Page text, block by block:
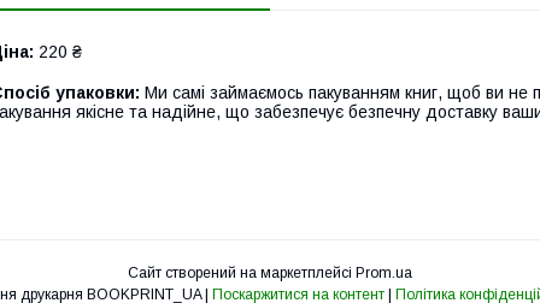
220 ₴
упаковки: Ми самі займаємось пакуванням книг, щоб ви
якісне та надійне, що забезпечує безпечну доставку
Сайт створений на маркетплейсі Prom.ua
Поскаржитися на контент Політика